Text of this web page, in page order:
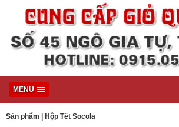
MENU
Sản phẩm Hộp Tết Socola